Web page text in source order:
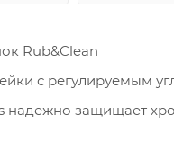
Rub&Clean
с регулируемым
надежно защищает